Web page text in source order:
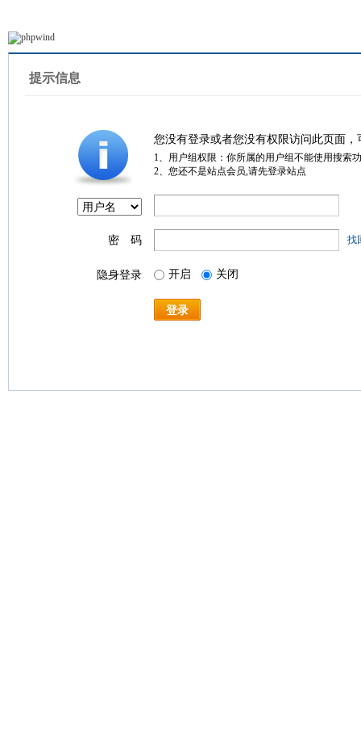
提示信息
您没有登录或者您没有权限访问此页面
1、用户组权限：你所属的用户组不能使用搜索
2、您还不是站点会员,请先登录站点
密 码 找
隐身登录 开启 关闭
登录